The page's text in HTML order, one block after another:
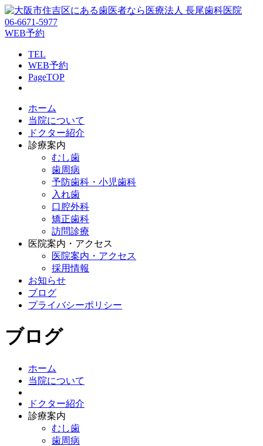
06-6671-5977
WEB予約
TEL
WEB予約
PageTOP
ホーム
当院について
ドクター紹介
診療案内
むし歯
歯周病
予防歯科・小児歯科
入れ歯
口腔外科
矯正歯科
訪問診療
医院案内・アクセス
医院案内・アクセス
採用情報
お知らせ
ブログ
プライバシーポリシー
ブログ
ホーム
当院について
ドクター紹介
診療案内
むし歯
歯周病